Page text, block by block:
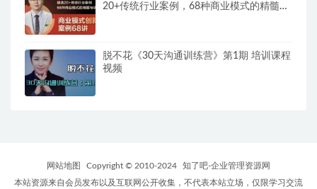
20+传统行业案例，68种商业模式的精髓与
脱不花《30天沟通训练营》第1期 培训课程
视频
网站地图 Copyright © 2010-2024
知了吧-企业管理资源网
本站资源来自会员发布以及互联网公开收集，不代表本站立场，仅限学习交流